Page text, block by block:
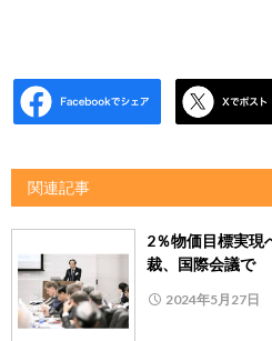
関連記事
2％物価目標実現
裁、国際会議で
2024年5月27日